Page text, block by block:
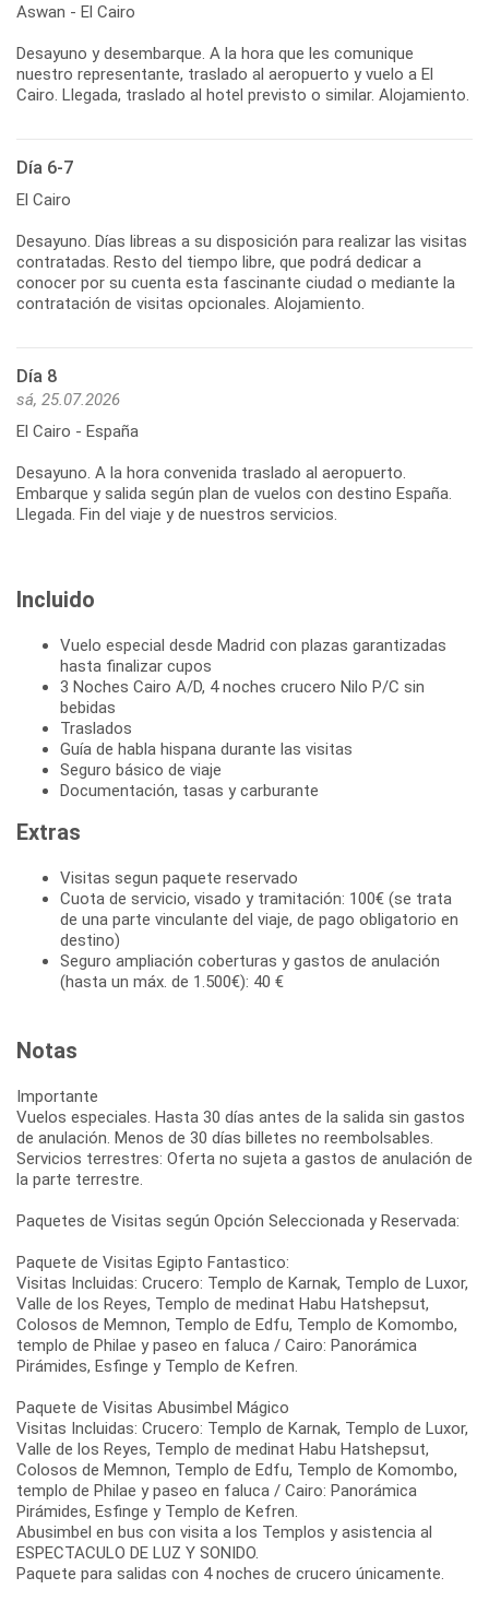
Aswan - El Cairo
Desayuno y desembarque. A la hora que les comunique
nuestro representante, traslado al aeropuerto y vuelo a El
Cairo. Llegada, traslado al hotel previsto o similar. Alojamiento.
Día 6-7
El Cairo
Desayuno. Días libreas a su disposición para realizar las visitas
contratadas. Resto del tiempo libre, que podrá dedicar a
conocer por su cuenta esta fascinante ciudad o mediante la
contratación de visitas opcionales. Alojamiento.
Día 8
sá, 25.07.2026
El Cairo - España
Desayuno. A la hora convenida traslado al aeropuerto.
Embarque y salida según plan de vuelos con destino España.
Llegada. Fin del viaje y de nuestros servicios.
Incluido
Vuelo especial desde Madrid con plazas garantizadas
hasta finalizar cupos
3 Noches Cairo A/D, 4 noches crucero Nilo P/C sin
bebidas
Traslados
Guía de habla hispana durante las visitas
Seguro básico de viaje
Documentación, tasas y carburante
Extras
Visitas segun paquete reservado
Cuota de servicio, visado y tramitación: 100€ (se trata
de una parte vinculante del viaje, de pago obligatorio en
destino)
Seguro ampliación coberturas y gastos de anulación
(hasta un máx. de 1.500€): 40 €
Notas
Importante
Vuelos especiales. Hasta 30 días antes de la salida sin gastos
de anulación. Menos de 30 días billetes no reembolsables.
Servicios terrestres: Oferta no sujeta a gastos de anulación de
la parte terrestre.
Paquetes de Visitas según Opción Seleccionada y Reservada:
Paquete de Visitas Egipto Fantastico:
Visitas Incluidas: Crucero: Templo de Karnak, Templo de Luxor,
Valle de los Reyes, Templo de medinat Habu Hatshepsut,
Colosos de Memnon, Templo de Edfu, Templo de Komombo,
templo de Philae y paseo en faluca / Cairo: Panorámica
Pirámides, Esfinge y Templo de Kefren.
Paquete de Visitas Abusimbel Mágico
Visitas Incluidas: Crucero: Templo de Karnak, Templo de Luxor,
Valle de los Reyes, Templo de medinat Habu Hatshepsut,
Colosos de Memnon, Templo de Edfu, Templo de Komombo,
templo de Philae y paseo en faluca / Cairo: Panorámica
Pirámides, Esfinge y Templo de Kefren.
Abusimbel en bus con visita a los Templos y asistencia al
ESPECTACULO DE LUZ Y SONIDO.
Paquete para salidas con 4 noches de crucero únicamente.